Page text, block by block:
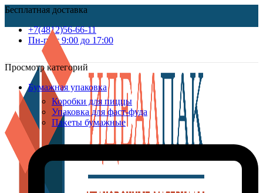
Бесплатная доставка
+7(4812)56-66-11
Пн-пт c 9:00 до 17:00
Просмотр категорий
Бумажная упаковка
Коробки для пиццы
Упаковка для фаст-фуда
Пакеты бумажные